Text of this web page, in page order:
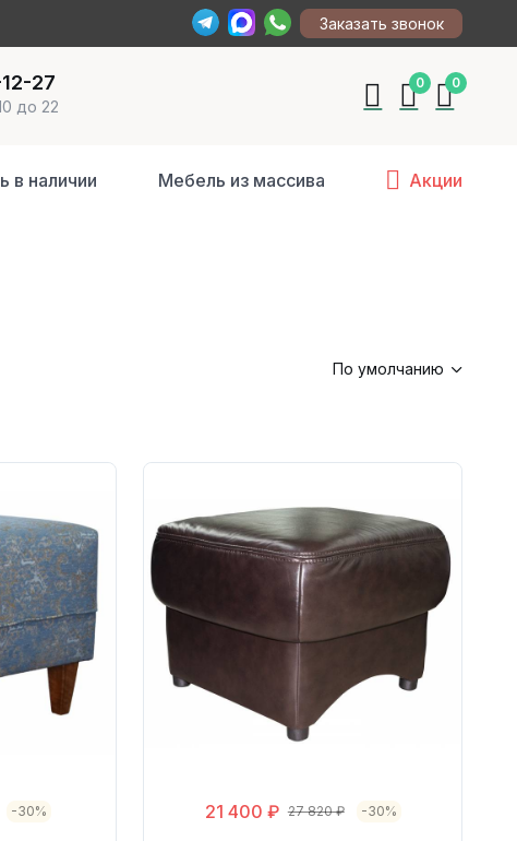
Заказать звонок
27
до 22
0 0
в наличии Мебель из массива Акции
По умолчанию
-30% 21 400 ₽ 27 820 ₽ -30%